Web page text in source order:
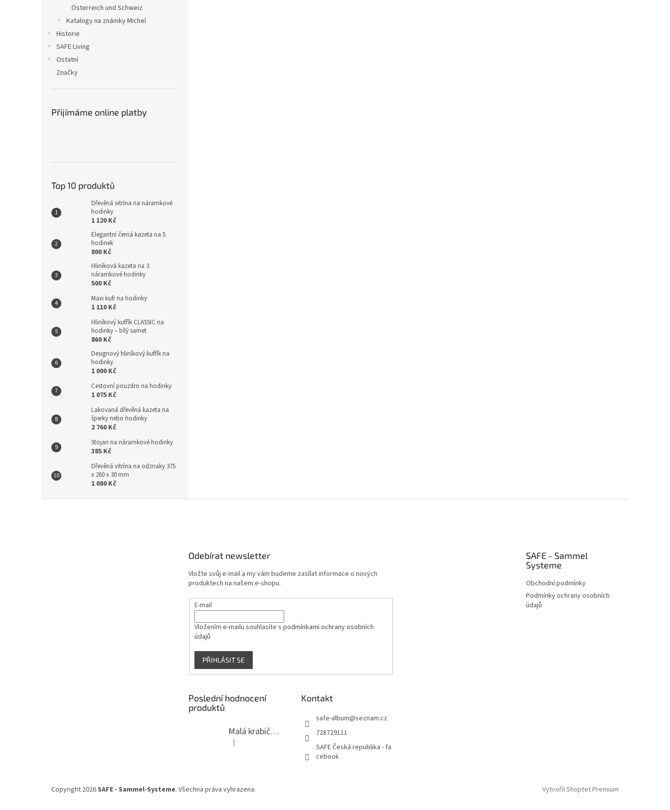
Österreich und Schweiz
Katalogy na známky Michel
Historie
SAFE Living
Ostatní
Značky
Přijímáme online platby
Top 10 produktů
Dřevěná vitrína na náramkové
hodinky
1 120 Kč
Elegantní černá kazeta na 5
hodinek
800 Kč
Hliníková kazeta na 3
náramkové hodinky
500 Kč
Maxi kufr na hodinky
1 110 Kč
Hliníkový kufřík CLASSIC na
hodinky – bílý samet
860 Kč
Designový hliníkový kufřík na
hodinky
1 000 Kč
Cestovní pouzdro na hodinky
1 075 Kč
Lakovaná dřevěná kazeta na
šperky nebo hodinky
2 760 Kč
Stojan na náramkové hodinky
385 Kč
Dřevěná vitrína na odznaky 375
x 260 x 30 mm
1 080 Kč
Odebírat newsletter
Vložte svůj e-mail a my vám budeme zasílat informace o nových
produktech na našem e-shopu.
E-mail
Vložením e-mailu souhlasíte s podmínkami ochrany osobních
údajů
PŘIHLÁSIT SE
SAFE - Sammel
Systeme
Obchodní podmínky
Podmínky ochrany osobních
údajů
Poslední hodnocení
produktů
Malá krabička na minerály
Hodnocení produktu je 4 z 5 hvězdiček.
|
Kontakt
safe-album@seznam.cz
728729111
SAFE Česká republika - fa
cebook
Vytvořil Shoptet Premium
Copyright 2026SAFE - Sammel-Systeme. Všechna práva vyhrazena.